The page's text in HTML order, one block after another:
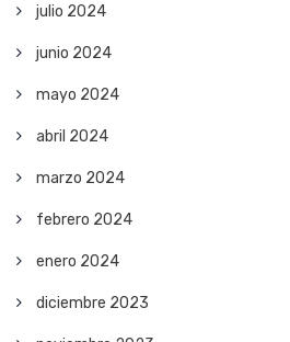
julio 2024
junio 2024
mayo 2024
abril 2024
marzo 2024
febrero 2024
enero 2024
diciembre 2023